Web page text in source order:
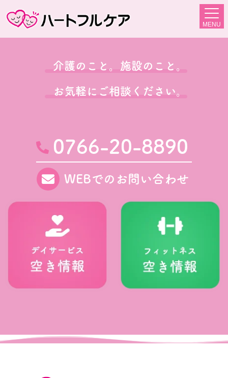
MENU
介護のこと。施設のこと。
お気軽にご相談ください。
0766-20-8890
WEBでのお問い合わせ